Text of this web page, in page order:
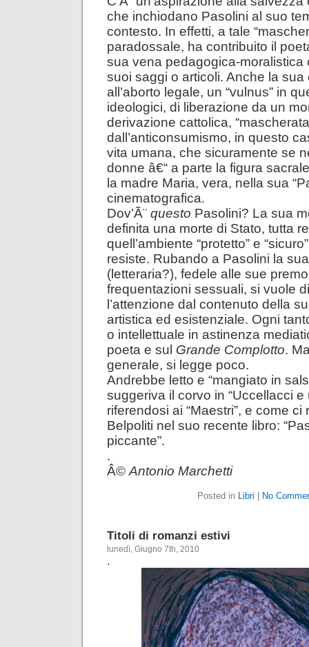
che inchiodano Pasolini al suo
contesto. In effetti, a tale
paradossale, ha contribuito il
sua vena pedagogica-moralistica
suoi saggi o articoli. Anche la
all’aborto legale, un “vulnus” in
ideologici, di liberazione da un
derivazione cattolica,
dall’anticonsumismo, in questo
vita umana, che sicuramente se
donne â€“ a parte la figura
la madre Maria, vera, nella sua
cinematografica.
Dov’Ã¨ questo Pasolini? La sua
definita una morte di Stato, tutta
quell’ambiente “protetto” e
resiste. Rubando a Pasolini la
(letteraria?), fedele alle sue
frequentazioni sessuali, si vuole
l’attenzione dal contenuto della
artistica ed esistenziale. Ogni
o intellettuale in astinenza
poeta e sul Grande Complotto.
generale, si legge poco.
Andrebbe letto e “mangiato in
suggeriva il corvo in “Uccellacci e
riferendosi ai “Maestri”, e come ci
Belpoliti nel suo recente libro:
piccante”.
.
Â© Antonio Marchetti
Posted in Libri No
Titoli di romanzi estivi
lunedì, Giugno 7th, 2010
.